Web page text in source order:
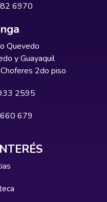
6970
Quevedo
y Guayaquil
2do piso
2595
679